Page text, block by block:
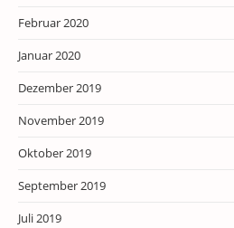
Februar 2020
Januar 2020
Dezember 2019
November 2019
Oktober 2019
September 2019
Juli 2019